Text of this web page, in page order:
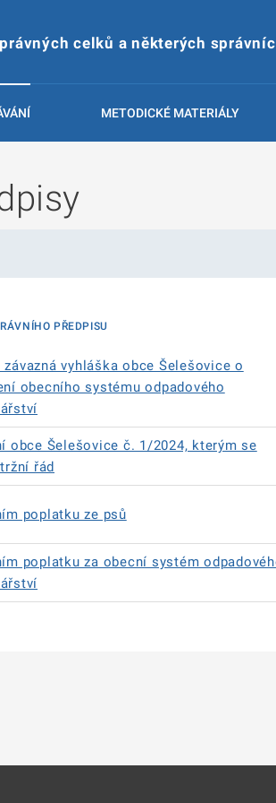
celků a některých
METODICKÉ MATERIÁLY
PŘEDPISU
závazná vyhláška obce Šelešovice o
obecního systému odpadového
obce Šelešovice č. 1/2024, kterým se
řád
poplatku ze psů
poplatku za obecní systém